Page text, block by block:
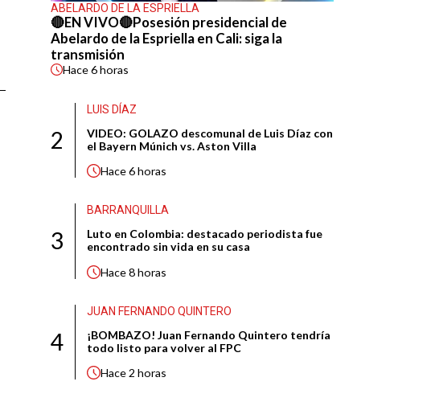
ABELARDO DE LA ESPRIELLA
🔴EN VIVO🔴Posesión presidencial de
Abelardo de la Espriella en Cali: siga la
transmisión
Hace6 horas
2
LUIS DÍAZ
VIDEO: GOLAZO descomunal de Luis Díaz con
el Bayern Múnich vs. Aston Villa
Hace6 horas
3
BARRANQUILLA
Luto en Colombia: destacado periodista fue
encontrado sin vida en su casa
Hace8 horas
4
JUAN FERNANDO QUINTERO
¡BOMBAZO! Juan Fernando Quintero tendría
todo listo para volver al FPC
Hace2 horas